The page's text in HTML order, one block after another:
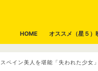
HOME オススメ（星５）
スペイン美人を堪能「失われた少女